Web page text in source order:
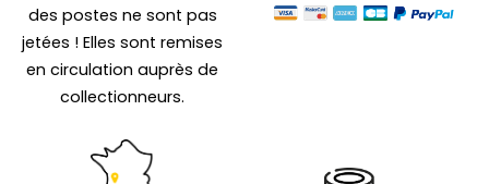
des postes ne sont pas
jetées ! Elles sont remises
en circulation auprès de
collectionneurs.